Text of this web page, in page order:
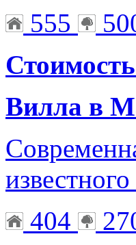
555
Вилла в
404